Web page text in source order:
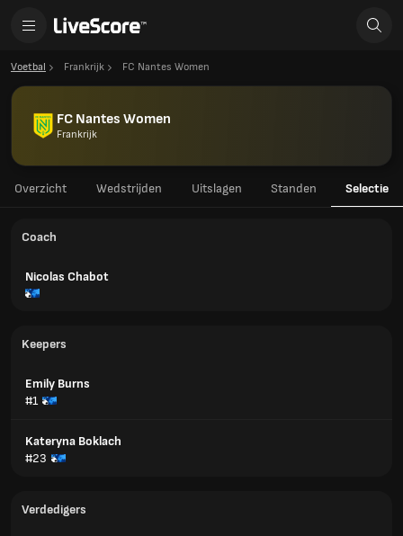
Voetbal Frankrijk FC Nantes Women
FC Nantes Women
Frankrijk
Overzicht Wedstrijden Uitslagen Standen Selectie
Coach
Nicolas Chabot
Keepers
Emily Burns
#1
Kateryna Boklach
#23
Verdedigers